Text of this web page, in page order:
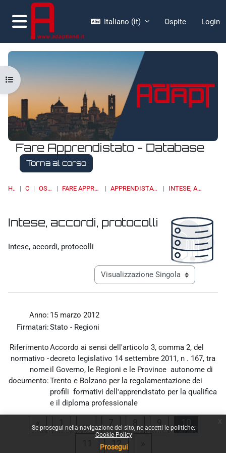
Vai al contenuto principale
Se prosegui nella navigazione del sito, ne accetti le politiche:
Cookie Policy
Prosegui
Pannello laterale
Italiano ‎(it)‎ Ospite Login
Fare Apprendistato - Database
Torna al corso
HOME CORSI OSSERVATORI FARE APPRENDISTATO - DATABASE APPRENDISTATO - NORMATIVA NAZIONALE INTESE, ACCORDI, PROTOCOLLI
Apri indice del corso
Intese, accordi, protocolli
Intese, accordi, protocolli
Navigazione terziaria modalità
Anno: 15 marzo 2012
Firmatari:Stato - Regioni
Riferimento
normativo -
nome
documento:
Accordo ai sensi dell'articolo 3, comma 2, del
decreto legislativo 14 settembre 2011, n . 167, tra
il Governo, le Regioni e le Province autonome di
Trento e Bolzano per la regolamentazione dei
profili formativi dell'apprendistato per la qualifica
e il diploma professionale
Accordo_15_marzo_2012.pdf
Pagina precedente
1 Pagina 1 Pagina 7Pagina 8Pagina 9
10
Pagina 11
12Pagina 12